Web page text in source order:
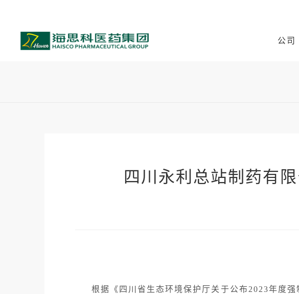
公司
四川永利总站制药有
根据《四川省生态环境保护厅关于公布 2023年度强